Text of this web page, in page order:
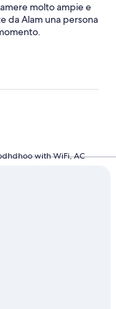
molto ampie e
da Alam una persona
with WiFi, AC